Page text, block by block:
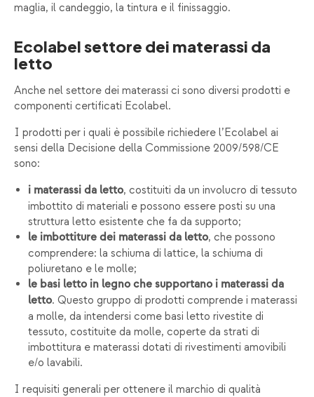
maglia, il candeggio, la tintura e il finissaggio.
Ecolabel settore dei materassi da
letto
Anche nel settore dei materassi ci sono diversi prodotti e
componenti certificati Ecolabel.
I prodotti per i quali è possibile richiedere l’Ecolabel ai
sensi della Decisione della Commissione 2009/598/CE
sono:
i materassi da letto, costituiti da un involucro di tessuto
imbottito di materiali e possono essere posti su una
struttura letto esistente che fa da supporto;
le imbottiture dei materassi da letto, che possono
comprendere: la schiuma di lattice, la schiuma di
poliuretano e le molle;
le basi letto in legno che supportano i materassi da
letto. Questo gruppo di prodotti comprende i materassi
a molle, da intendersi come basi letto rivestite di
tessuto, costituite da molle, coperte da strati di
imbottitura e materassi dotati di rivestimenti amovibili
e/o lavabili.
I requisiti generali per ottenere il marchio di qualità